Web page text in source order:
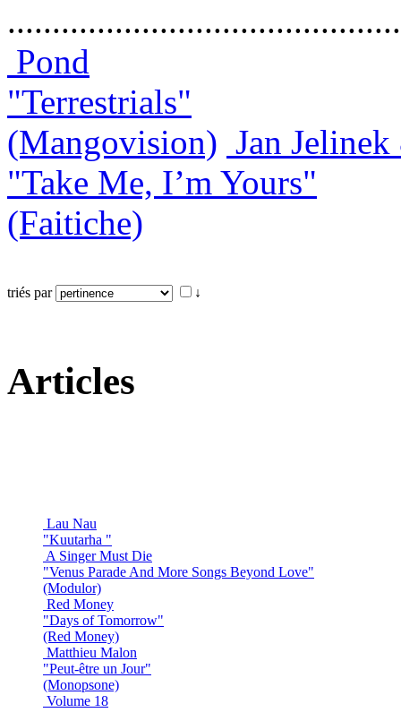
Pond
"Terrestrials"
(Mangovision) Jan
"Take Me, I’m Yours"
(Faitiche)
triés par ↓
Articles
Lau Nau
"Kuutarha "
A Singer Must Die
"Venus Parade And More Songs Beyond Love"
(Modulor)
Red Money
"Days of Tomorrow"
(Red Money)
Matthieu Malon
"Peut-être un Jour"
(Monopsone)
Volume 18